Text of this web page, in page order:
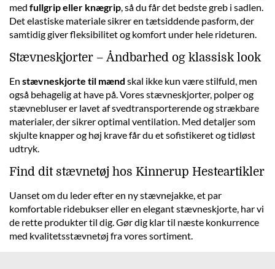
med fullgrip eller knægrip , så du får det bedste greb i sadlen.
Det elastiske materiale sikrer en tætsiddende pasform, der
samtidig giver fleksibilitet og komfort under hele rideturen.
Stævneskjorter – Åndbarhed og klassisk look
En stævneskjorte til mænd skal ikke kun være stilfuld, men
også behagelig at have på. Vores stævneskjorter, polper og
stævnebluser er lavet af svedtransporterende og strækbare
materialer, der sikrer optimal ventilation. Med detaljer som
skjulte knapper og høj krave får du et sofistikeret og tidløst
udtryk.
Find dit stævnetøj hos Kinnerup Hesteartikler
Uanset om du leder efter en ny stævnejakke, et par
komfortable ridebukser eller en elegant stævneskjorte, har vi
de rette produkter til dig. Gør dig klar til næste konkurrence
med kvalitetsstævnetøj fra vores sortiment.